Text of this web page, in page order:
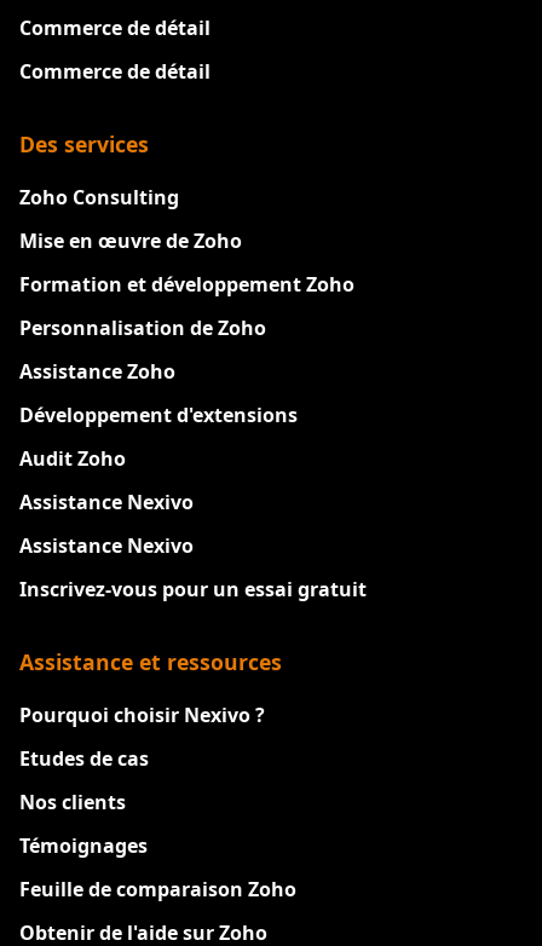
Commerce de détail
Commerce de détail
Des services
Zoho Consulting
Mise en œuvre de Zoho
Formation et développement Zoho
Personnalisation de Zoho
Assistance Zoho
Développement d'extensions
Audit Zoho
Assistance Nexivo
Assistance Nexivo
Inscrivez-vous pour un essai gratuit
Assistance et ressources
Pourquoi choisir Nexivo ?
Etudes de cas
Nos clients
Témoignages
Feuille de comparaison Zoho
Obtenir de l'aide sur Zoho